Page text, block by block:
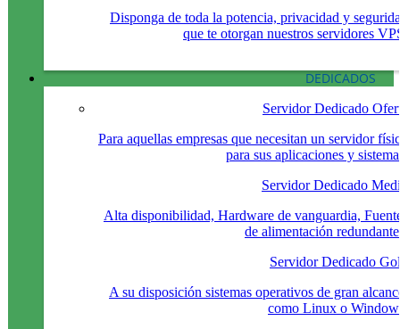
Disponga de toda la potencia, privacidad y
que te otorgan nuestros servidores
DEDICADOS
Servidor Dedicado
Para aquellas empresas que necesitan un servidor
para sus aplicaciones y
Servidor Dedicado
Alta disponibilidad, Hardware de vanguardia,
de alimentación
Servidor Dedicado
A su disposición sistemas operativos de gran
como Linux o